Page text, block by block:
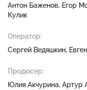
Антон Баженов
Егор
Кулик
Оператор:
Сергей Ведяшкин
Продюсер:
Юлия Акчурина Артур